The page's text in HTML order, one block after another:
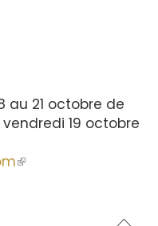
au 21 octobre de
19 octobre
(le